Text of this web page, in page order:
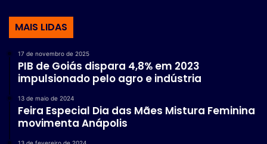
MAIS LIDAS
17 de novembro de 2025
PIB de Goiás dispara 4,8% em 2023
impulsionado pelo agro e indústria
13 de maio de 2024
Feira Especial Dia das Mães Mistura Feminina
movimenta Anápolis